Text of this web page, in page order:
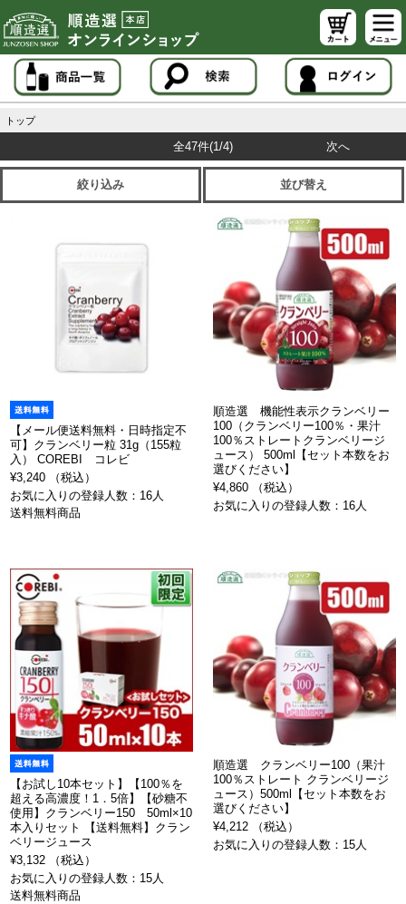
トップ
全47件(1/4) 次へ
絞り込み 並び替え
【メール便送料無料・日時指定不
可】クランベリー粒 31g（155粒
入） COREBI コレビ
¥3,240 （税込）
お気に入りの登録人数：16人
送料無料商品
順造選 機能性表示クランベリー
100（クランベリー100％・果汁
100％ストレートクランベリージ
ュース） 500ml【セット本数をお
選びください】
¥4,860 （税込）
お気に入りの登録人数：16人
【お試し10本セット】【100％を
超える高濃度！1．5倍】【砂糖不
使用】クランベリー150 50ml×10
本入りセット 【送料無料】クラン
ベリージュース
¥3,132 （税込）
お気に入りの登録人数：15人
送料無料商品
順造選 クランベリー100（果汁
100％ストレート クランベリージ
ュース）500ml【セット本数をお
選びください】
¥4,212 （税込）
お気に入りの登録人数：15人